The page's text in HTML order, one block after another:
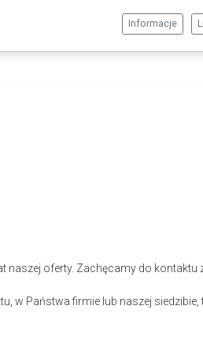
Informacje
oferty. Zachęcamy do kontaktu
w Państwa firmie lub naszej